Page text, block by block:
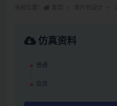
仿真资料
普通
会员